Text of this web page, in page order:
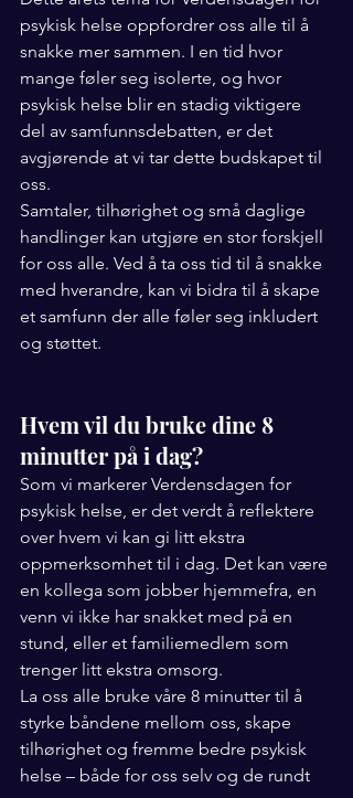
psykisk helse oppfordrer oss alle til å
snakke mer sammen. I en tid hvor
mange føler seg isolerte, og hvor
psykisk helse blir en stadig viktigere
del av samfunnsdebatten, er det
avgjørende at vi tar dette budskapet til
oss.
Samtaler, tilhørighet og små daglige
handlinger kan utgjøre en stor forskjell
for oss alle. Ved å ta oss tid til å snakke
med hverandre, kan vi bidra til å skape
et samfunn der alle føler seg inkludert
og støttet.
Hvem vil du bruke dine 8
minutter på i dag?
Som vi markerer Verdensdagen for
psykisk helse, er det verdt å reflektere
over hvem vi kan gi litt ekstra
oppmerksomhet til i dag. Det kan være
en kollega som jobber hjemmefra, en
venn vi ikke har snakket med på en
stund, eller et familiemedlem som
trenger litt ekstra omsorg.
La oss alle bruke våre 8 minutter til å
styrke båndene mellom oss, skape
tilhørighet og fremme bedre psykisk
helse – både for oss selv og de rundt